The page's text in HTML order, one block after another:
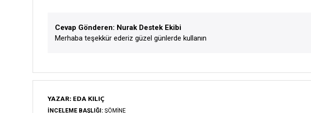
Cevap Gönderen: Nurak Destek Ekibi
Merhaba teşekkür ederiz güzel günlerde kullanın
YAZAR: EDA KILIÇ
İNCELEME BAŞLIĞI: ŞÖMINE